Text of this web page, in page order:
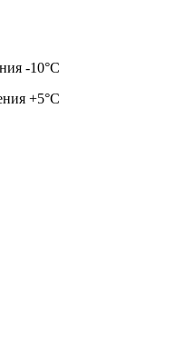
-10°C
+5°C